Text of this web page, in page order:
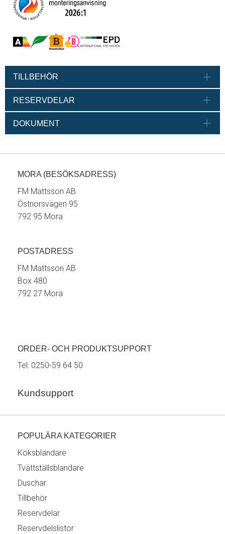
TILLBEHÖR
RESERVDELAR
DOKUMENT
MORA (BESÖKSADRESS)
FM Mattsson AB
Östnorsvägen 95
792 95 Mora
POSTADRESS
FM Mattsson AB
Box 480
792 27 Mora
ORDER- OCH PRODUKTSUPPORT
Tel: 0250-59 64 50
Kundsupport
POPULÄRA KATEGORIER
Köksblandare
Tvättställsblandare
Duschar
Tillbehör
Reservdelar
Reservdelslistor